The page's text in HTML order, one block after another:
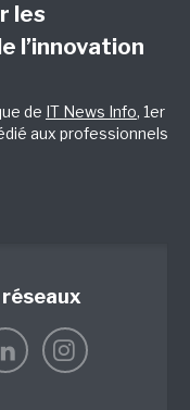
les
l’innovation
de IT News Info, 1er
aux professionnels